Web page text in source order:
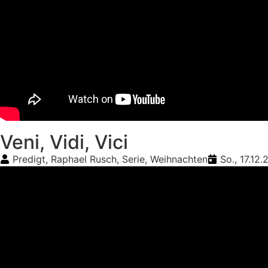
Veni, Vidi, Vici
Predigt, Raphael Rusch, Serie, Weihnachten So.,